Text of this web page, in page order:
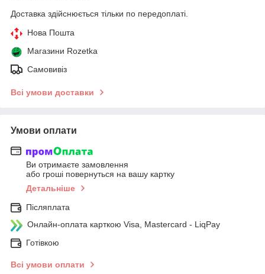
Доставка здійснюється тільки по передоплаті.
Нова Пошта
Магазини Rozetka
Самовивіз
Всі умови доставки
Умови оплати
Ви отримаєте замовлення
або гроші повернуться на вашу картку
Детальніше
Післяплата
Онлайн-оплата карткою Visa, Mastercard - LiqPay
Готівкою
Всі умови оплати